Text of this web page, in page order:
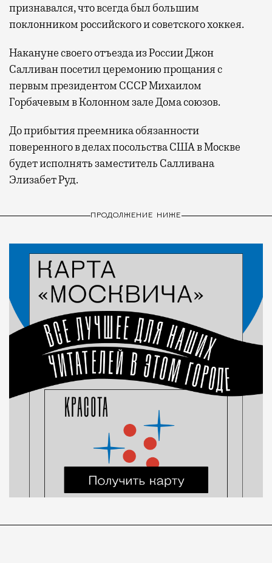
признавался, что всегда был большим
поклонником российского и советского хоккея.
Накануне своего отъезда из России Джон
Салливан посетил церемонию прощания с
первым президентом СССР Михаилом
Горбачевым в Колонном зале Дома союзов.
До прибытия преемника обязанности
поверенного в делах посольства США в Москве
будет исполнять заместитель Салливана
Элизабет Руд.
ПРОДОЛЖЕНИЕ НИЖЕ